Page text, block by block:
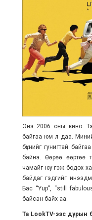
Энэ 2006 оны кино.
байгаа юм л даа.
бүхнийг гунигтай
байна. Өөрөө өөртөө
чамайг юу гэж бодох
байдаг гэдгийг
Бас “Yup”, “still
байсан байх аа.
Та LookTV-ээс дурын